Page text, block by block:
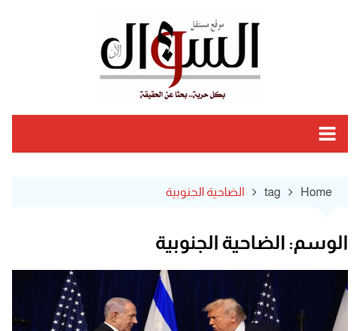
Home
tag الضاحية الجنوبية
الوسم: الضاحية الجنوبية